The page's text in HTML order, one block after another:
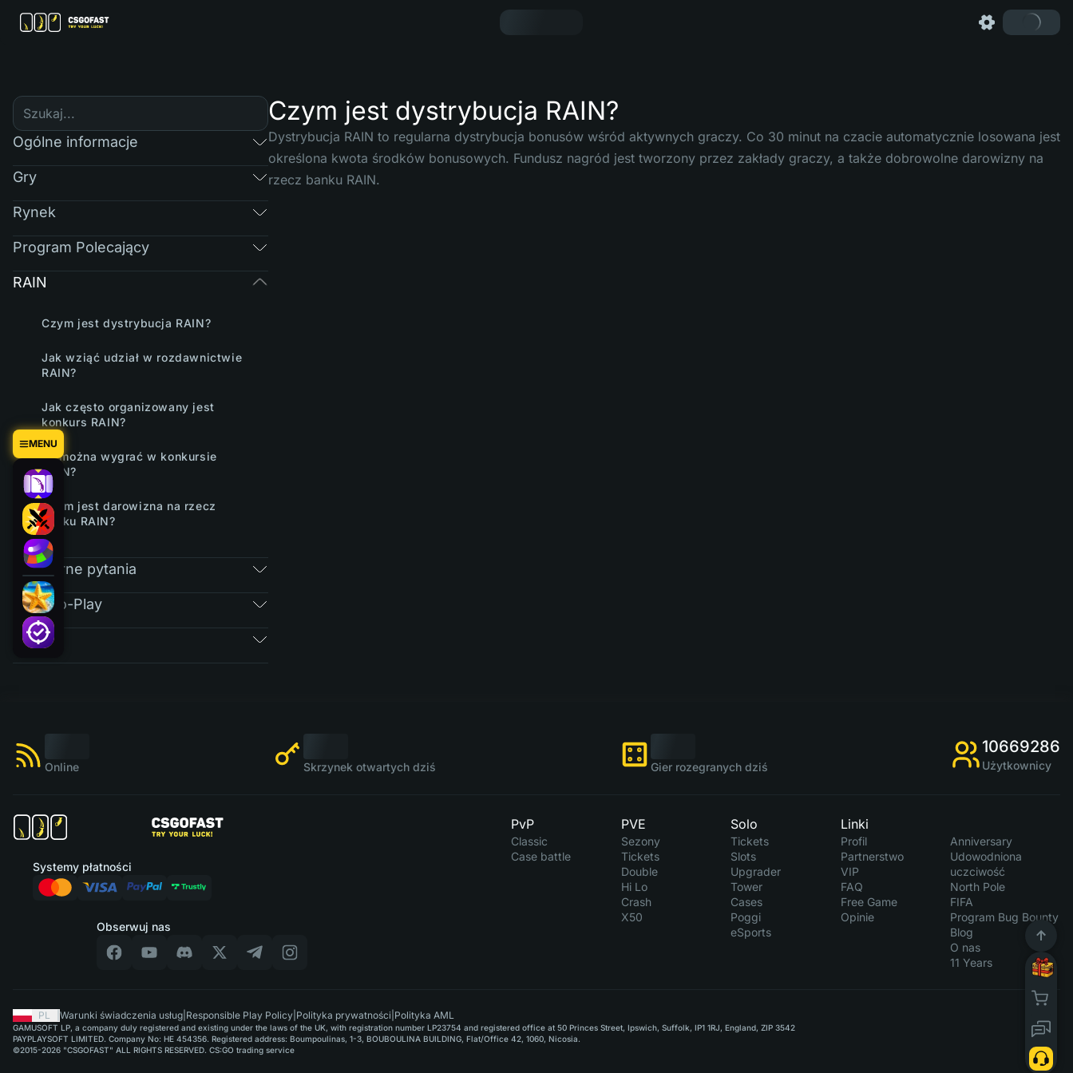
MENU
Ogólne informacje
Gry
Rynek
Program Polecający
RAIN
Czym jest dystrybucja RAIN?
Jak wziąć udział w rozdawnictwie
RAIN?
Jak często organizowany jest
konkurs RAIN?
Ile można wygrać w konkursie
RAIN?
Czym jest darowizna na rzecz
banku RAIN?
Regularne pytania
Free-To-Play
Bilety
Czym jest dystrybucja RAIN?
Dystrybucja RAIN to regularna dystrybucja bonusów wśród aktywnych graczy. Co 30 minut na czacie automatycznie losowana jest
określona kwota środków bonusowych. Fundusz nagród jest tworzony przez zakłady graczy, a także dobrowolne darowizny na
rzecz banku RAIN.
Online Skrzynek otwartych dziś Gier rozegranych dziś
10669286
Użytkownicy
Obserwuj nas
Systemy płatności
PvP
Classic
Case battle
PVE
Sezony
Tickets
Double
Hi Lo
Crash
X50
Solo
Tickets
Slots
Upgrader
Tower
Cases
Poggi
eSports
Linki
Profil
Partnerstwo
VIP
FAQ
Free Game
Opinie
Anniversary
Udowodniona
uczciwość
North Pole
FIFA
Program Bug Bounty
Blog
O nas
11 Years
PL Warunki świadczenia usług Responsible Play Policy Polityka prywatności Polityka AML
GAMUSOFT LP, a company duly registered and existing under the laws of the UK, with registration number LP23754 and registered office at 50 Princes Street, Ipswich, Suffolk, IP1 1RJ, England, ZIP 3542
PAYPLAYSOFT LIMITED. Company No: HE 454356. Registered address: Boumpoulinas, 1-3, BOUBOULINA BUILDING, Flat/Office 42, 1060, Nicosia.
©2015-2026 "CSGOFAST" ALL RIGHTS RESERVED. CS:GO trading service